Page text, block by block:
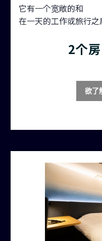
它有一个宽敞的和
在一天的工作或旅行之
2个
欲了